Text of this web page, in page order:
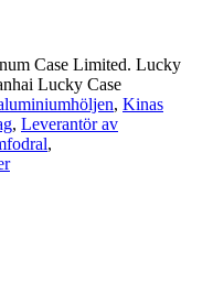
Case Limited. Lucky
Lucky Case
, Kinas
, Leverantör av
,